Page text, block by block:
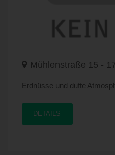
Mühlenstraße 15 -
Erdnüsse und dufte
DETAILS